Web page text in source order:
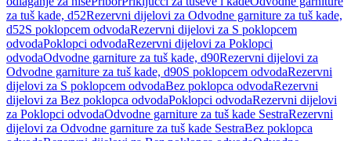
za tuš kade, d52Rezervni dijelovi za Odvodne garniture za tuš kade,
d52S poklopcem odvodaRezervni dijelovi za S poklopcem
odvodaPoklopci odvodaRezervni dijelovi za Poklopci
odvodaOdvodne garniture za tuš kade, d90Rezervni dijelovi za
Odvodne garniture za tuš kade, d90S poklopcem odvodaRezervni
dijelovi za S poklopcem odvodaBez poklopca odvodaRezervni
dijelovi za Bez poklopca odvodaPoklopci odvodaRezervni dijelovi
za Poklopci odvodaOdvodne garniture za tuš kade SestraRezervni
dijelovi za Odvodne garniture za tuš kade SestraBez poklopca